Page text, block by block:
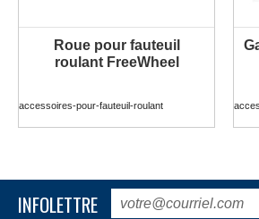
Roue pour fauteuil
roulant FreeWheel
accessoires-pour-fauteuil-roulant
PLUS D'INFORMATION
INFOLETTRE